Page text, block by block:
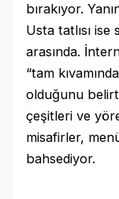
bırakıyor.
Usta tatlısı
arasında.
“tam
olduğunu
çeşitleri ve
misafirler,
bahsediyor.